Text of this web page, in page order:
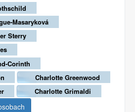
Masaryková
Sterry
Corinth
Charlotte Greenwood
Charlotte Grimaldi